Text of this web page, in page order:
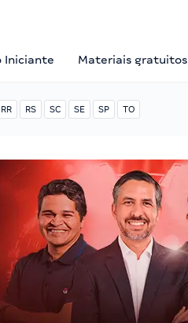
Iniciante Materiais gratuitos
RR RS SC SE SP TO